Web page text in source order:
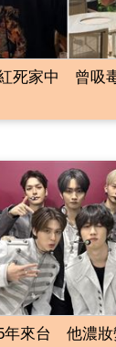
死家中 曾吸
年來台 他濃妝